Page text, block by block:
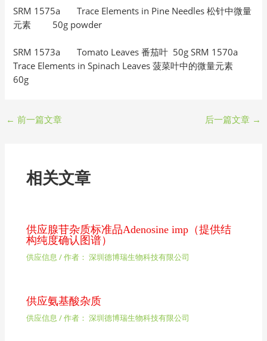
SRM 1575a Trace Elements in Pine Needles 松针中微量
元素 50g powder
SRM 1573a Tomato Leaves 番茄叶 50g SRM 1570a
Trace Elements in Spinach Leaves 菠菜叶中的微量元素
60g
← 前一篇文章 后一篇文章 →
相关文章
供应腺苷杂质标准品Adenosine imp（提供结
构纯度确认图谱）
供应信息 / 作者： 深圳德博瑞生物科技有限公司
供应氨基酸杂质
供应信息 / 作者： 深圳德博瑞生物科技有限公司